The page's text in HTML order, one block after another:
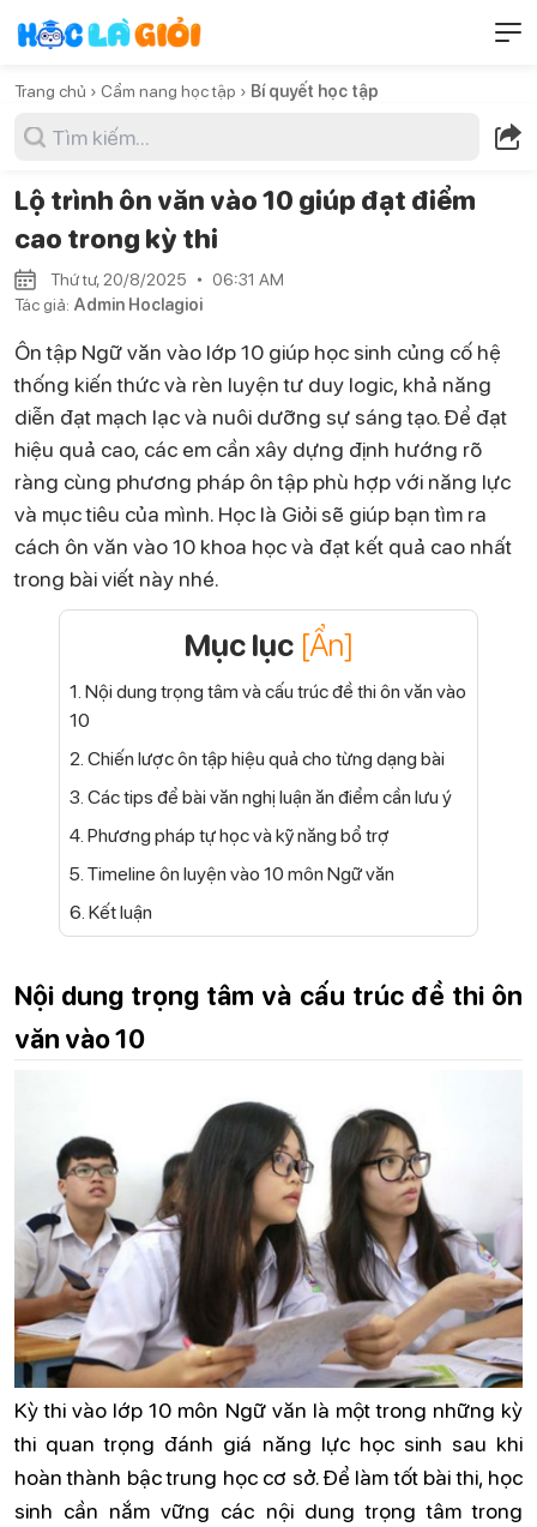
Trang chủ › Cẩm nang học tập › Bí quyết học tập
Lộ trình ôn văn vào 10 giúp đạt điểm
cao trong kỳ thi
Thứ tư, 20/8/2025
06:31 AM
Tác giả: Admin Hoclagioi
Ôn tập Ngữ văn vào lớp 10 giúp học sinh củng cố hệ
thống kiến thức và rèn luyện tư duy logic, khả năng
diễn đạt mạch lạc và nuôi dưỡng sự sáng tạo. Để đạt
hiệu quả cao, các em cần xây dựng định hướng rõ
ràng cùng phương pháp ôn tập phù hợp với năng lực
và mục tiêu của mình. Học là Giỏi sẽ giúp bạn tìm ra
cách ôn văn vào 10 khoa học và đạt kết quả cao nhất
trong bài viết này nhé.
Mục lục [Ẩn]
1. Nội dung trọng tâm và cấu trúc đề thi ôn văn vào
10
2. Chiến lược ôn tập hiệu quả cho từng dạng bài
3. Các tips để bài văn nghị luận ăn điểm cần lưu ý
4. Phương pháp tự học và kỹ năng bổ trợ
5. Timeline ôn luyện vào 10 môn Ngữ văn
6. Kết luận
Nội dung trọng tâm và cấu trúc đề thi ôn
văn vào 10
Kỳ thi vào lớp 10 môn Ngữ văn là một trong những kỳ
thi quan trọng đánh giá năng lực học sinh sau khi
hoàn thành bậc trung học cơ sở. Để làm tốt bài thi, học
sinh cần nắm vững các nội dung trọng tâm trong